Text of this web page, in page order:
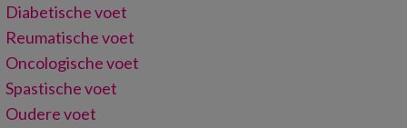
Diabetische voet
Reumatische voet
Oncologische voet
Spastische voet
Oudere voet